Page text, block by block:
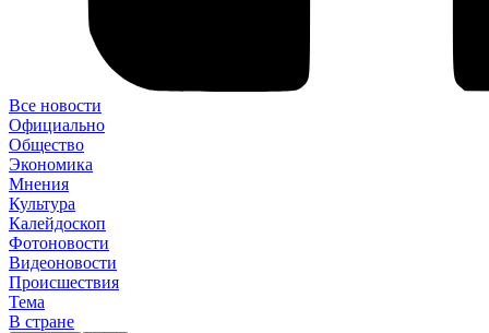
Все новости
Официально
Общество
Экономика
Мнения
Культура
Калейдоскоп
Фотоновости
Видеоновости
Происшествия
Тема
В стране